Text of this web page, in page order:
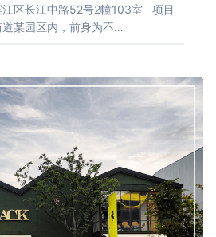
江区长江中路52号2幢103室 项目
某园区内，前身为不…